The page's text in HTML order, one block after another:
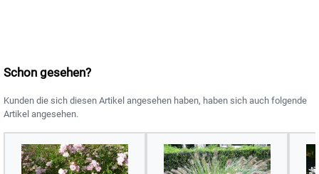
Schon gesehen?
Kunden die sich diesen Artikel angesehen haben, haben sich auch folgende
Artikel angesehen.